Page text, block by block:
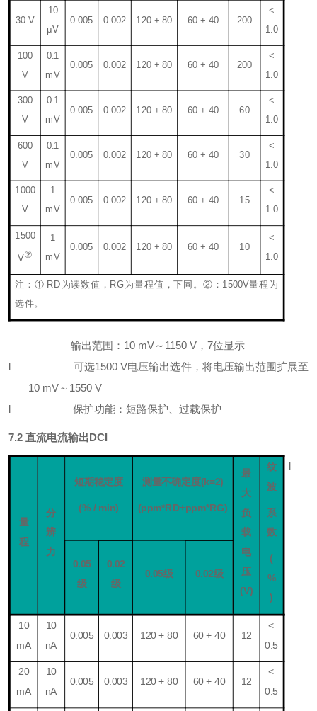
30 V
10
μV
0.005 0.002 120 + 80 60 + 40 200
<
1.0
100
V
0.1
mV
0.005 0.002 120 + 80 60 + 40 200
<
1.0
300
V
0.1
mV
0.005 0.002 120 + 80 60 + 40 60
<
1.0
600
V
0.1
mV
0.005 0.002 120 + 80 60 + 40 30
<
1.0
1000
V
1
mV
0.005 0.002 120 + 80 60 + 40 15
<
1.0
1500
V②
1
mV
0.005 0.002 120 + 80 60 + 40 10
<
1.0
注： ① RD为读数值，RG为量程值 ，下同。 ② ：1500V量程为
选件。
输出范围： 10 mV～ 1150 V，7位显示
l
可选1500 V电压输出选件，将电压输出范围扩展至
10 mV～1550 V
l
保护功能： 短路保护、过载保护
7.2 直流电流输出DCI
量
程
分
辨
力
短期稳定度
(% / min)
测量不确定度(k=2)
(ppm*RD+ppm*RG)
最
大
负
载
电
压
(V)
纹
波
系
数
(
%
)
0.05
级
0.02
级
0.05级 0.02级
10
mA
10
nA
0.005 0.003 120 + 80 60 + 40 12
<
0.5
20
mA
10
nA
0.005 0.003 120 + 80 60 + 40 12
<
0.5
l